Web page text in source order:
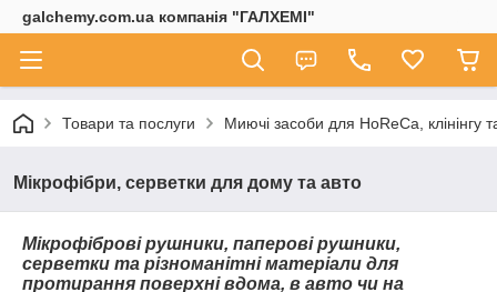
galchemy.com.ua компанія "ГАЛХЕМІ"
Товари та послуги Миючі засоби для HoReCa, клінінгу
Мікрофібри, серветки для дому та авто
Мікрофіброві рушники, паперові рушники,
серветки та різноманітні матеріали для
протирання поверхні вдома, в авто чи на